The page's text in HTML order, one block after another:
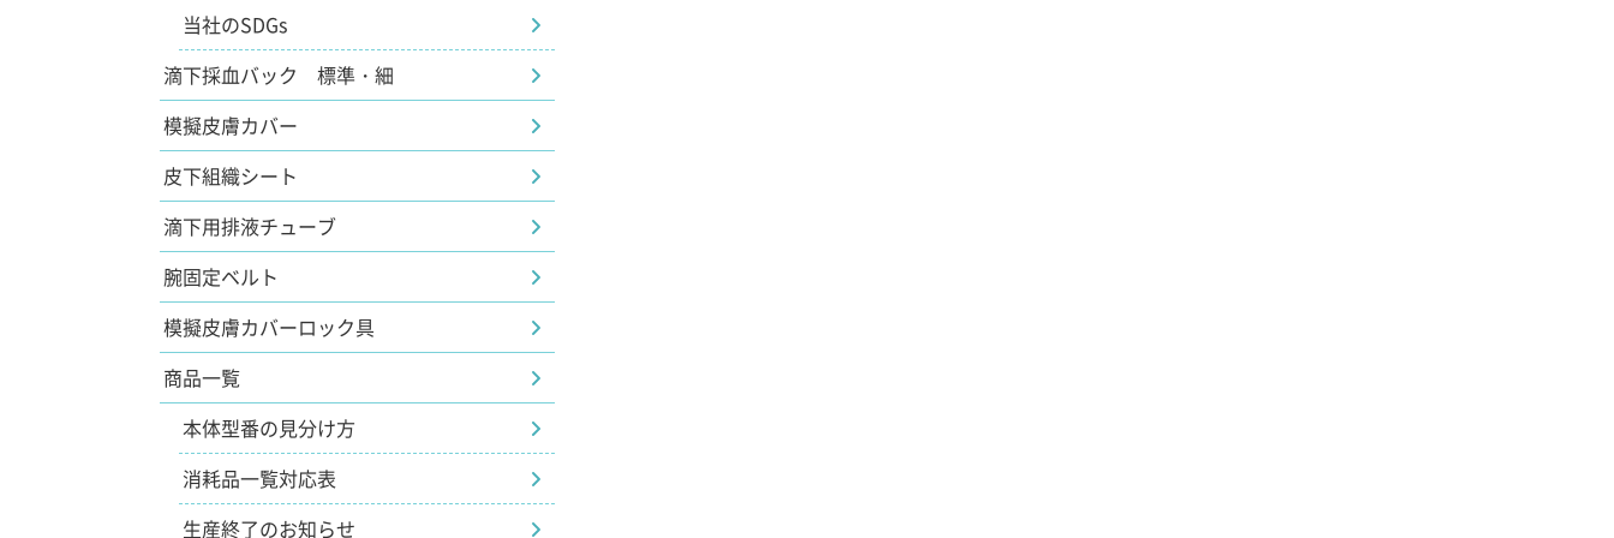
当社のSDGs
滴下採血バック 標準・細
模擬皮膚カバー
皮下組織シート
滴下用排液チューブ
腕固定ベルト
模擬皮膚カバーロック具
商品一覧
本体型番の見分け方
消耗品一覧対応表
生産終了のお知らせ